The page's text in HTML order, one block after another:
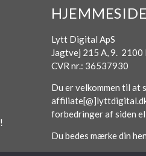
Lytt Digital ApS
Jagtvej 215 A, 9. 2100
CVR nr.: 36537930
Du er velkommen til at
forbedringer af siden
Du bedes mærke din